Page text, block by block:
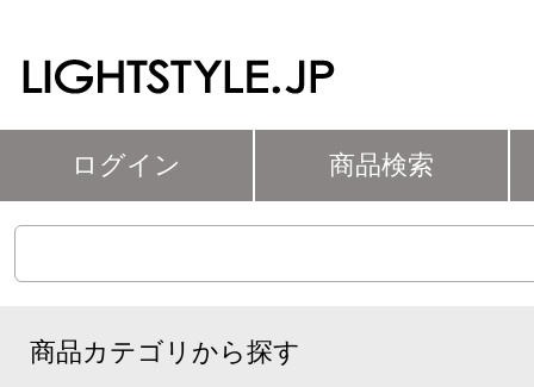
ログイン 商品検索
商品カテゴリから探す